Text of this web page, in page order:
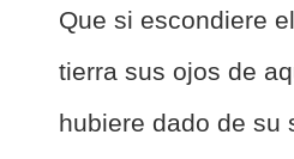
Que si escondiere
tierra sus ojos de
hubiere dado de su